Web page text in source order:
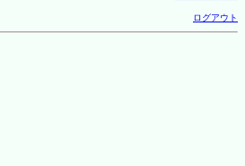
ログアウト